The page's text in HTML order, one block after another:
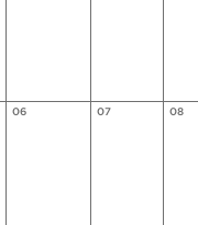
06 07 08